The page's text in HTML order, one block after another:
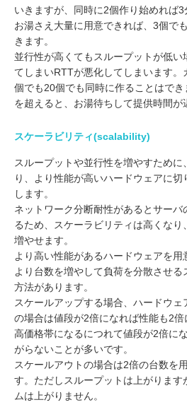
いきますが、同時に2個作り始めれば3
お湯さえ大量に用意できれば、3個で
きます。
並行性が高くてもスループットが低い
てしまいRTTが悪化してしまいます
個でも20個でも同時に作ることはで
を超えると、お湯待ちして提供時間が
スケーラビリティ(scalability)
スループットや並行性を増やすため
り、より性能が高いハードウェアに
します。
ネットワーク分断耐性があるとサーバ
るため、スケーラビリティは高くな
増やせます。
より高い性能があるハードウェアを用
より台数を増やして負荷を分散させ
方法があります。
スケールアップする場合、ハードウ
の場合は値段が2倍になれば性能も2倍
高価格帯になるにつれて値段が2倍に
がらないことが多いです。
スケールアウトの場合は2倍の台数を
す。ただしスループットは上がります
ムは上がりません。